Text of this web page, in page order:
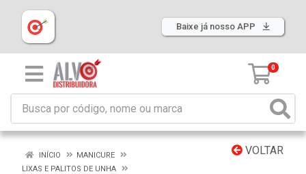
Baixe já nosso APP
0
VOLTAR
INÍCIO
MANICURE
LIXAS E PALITOS DE UNHA